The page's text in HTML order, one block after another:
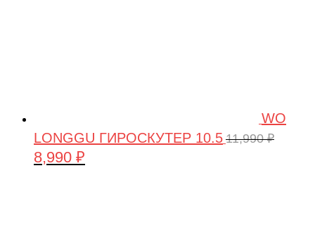
WO
LONGGU ГИРОСКУТЕР 10.5 11,990₽
Первоначальная
8,990 ₽